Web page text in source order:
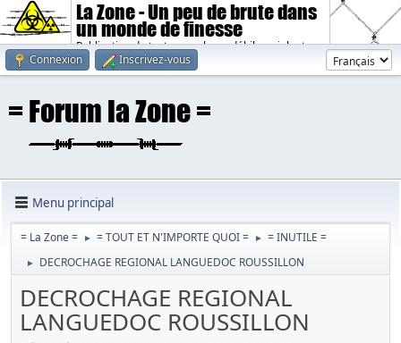
La Zone - Un peu de brute dans
un monde de finesse
Publication de textes sombres, débiles, violents.
Connexion
Inscrivez-vous
Menu principal
= La Zone = ► = TOUT ET N'IMPORTE QUOI = ► = INUTILE =
► DECROCHAGE REGIONAL LANGUEDOC ROUSSILLON
DECROCHAGE REGIONAL
LANGUEDOC ROUSSILLON